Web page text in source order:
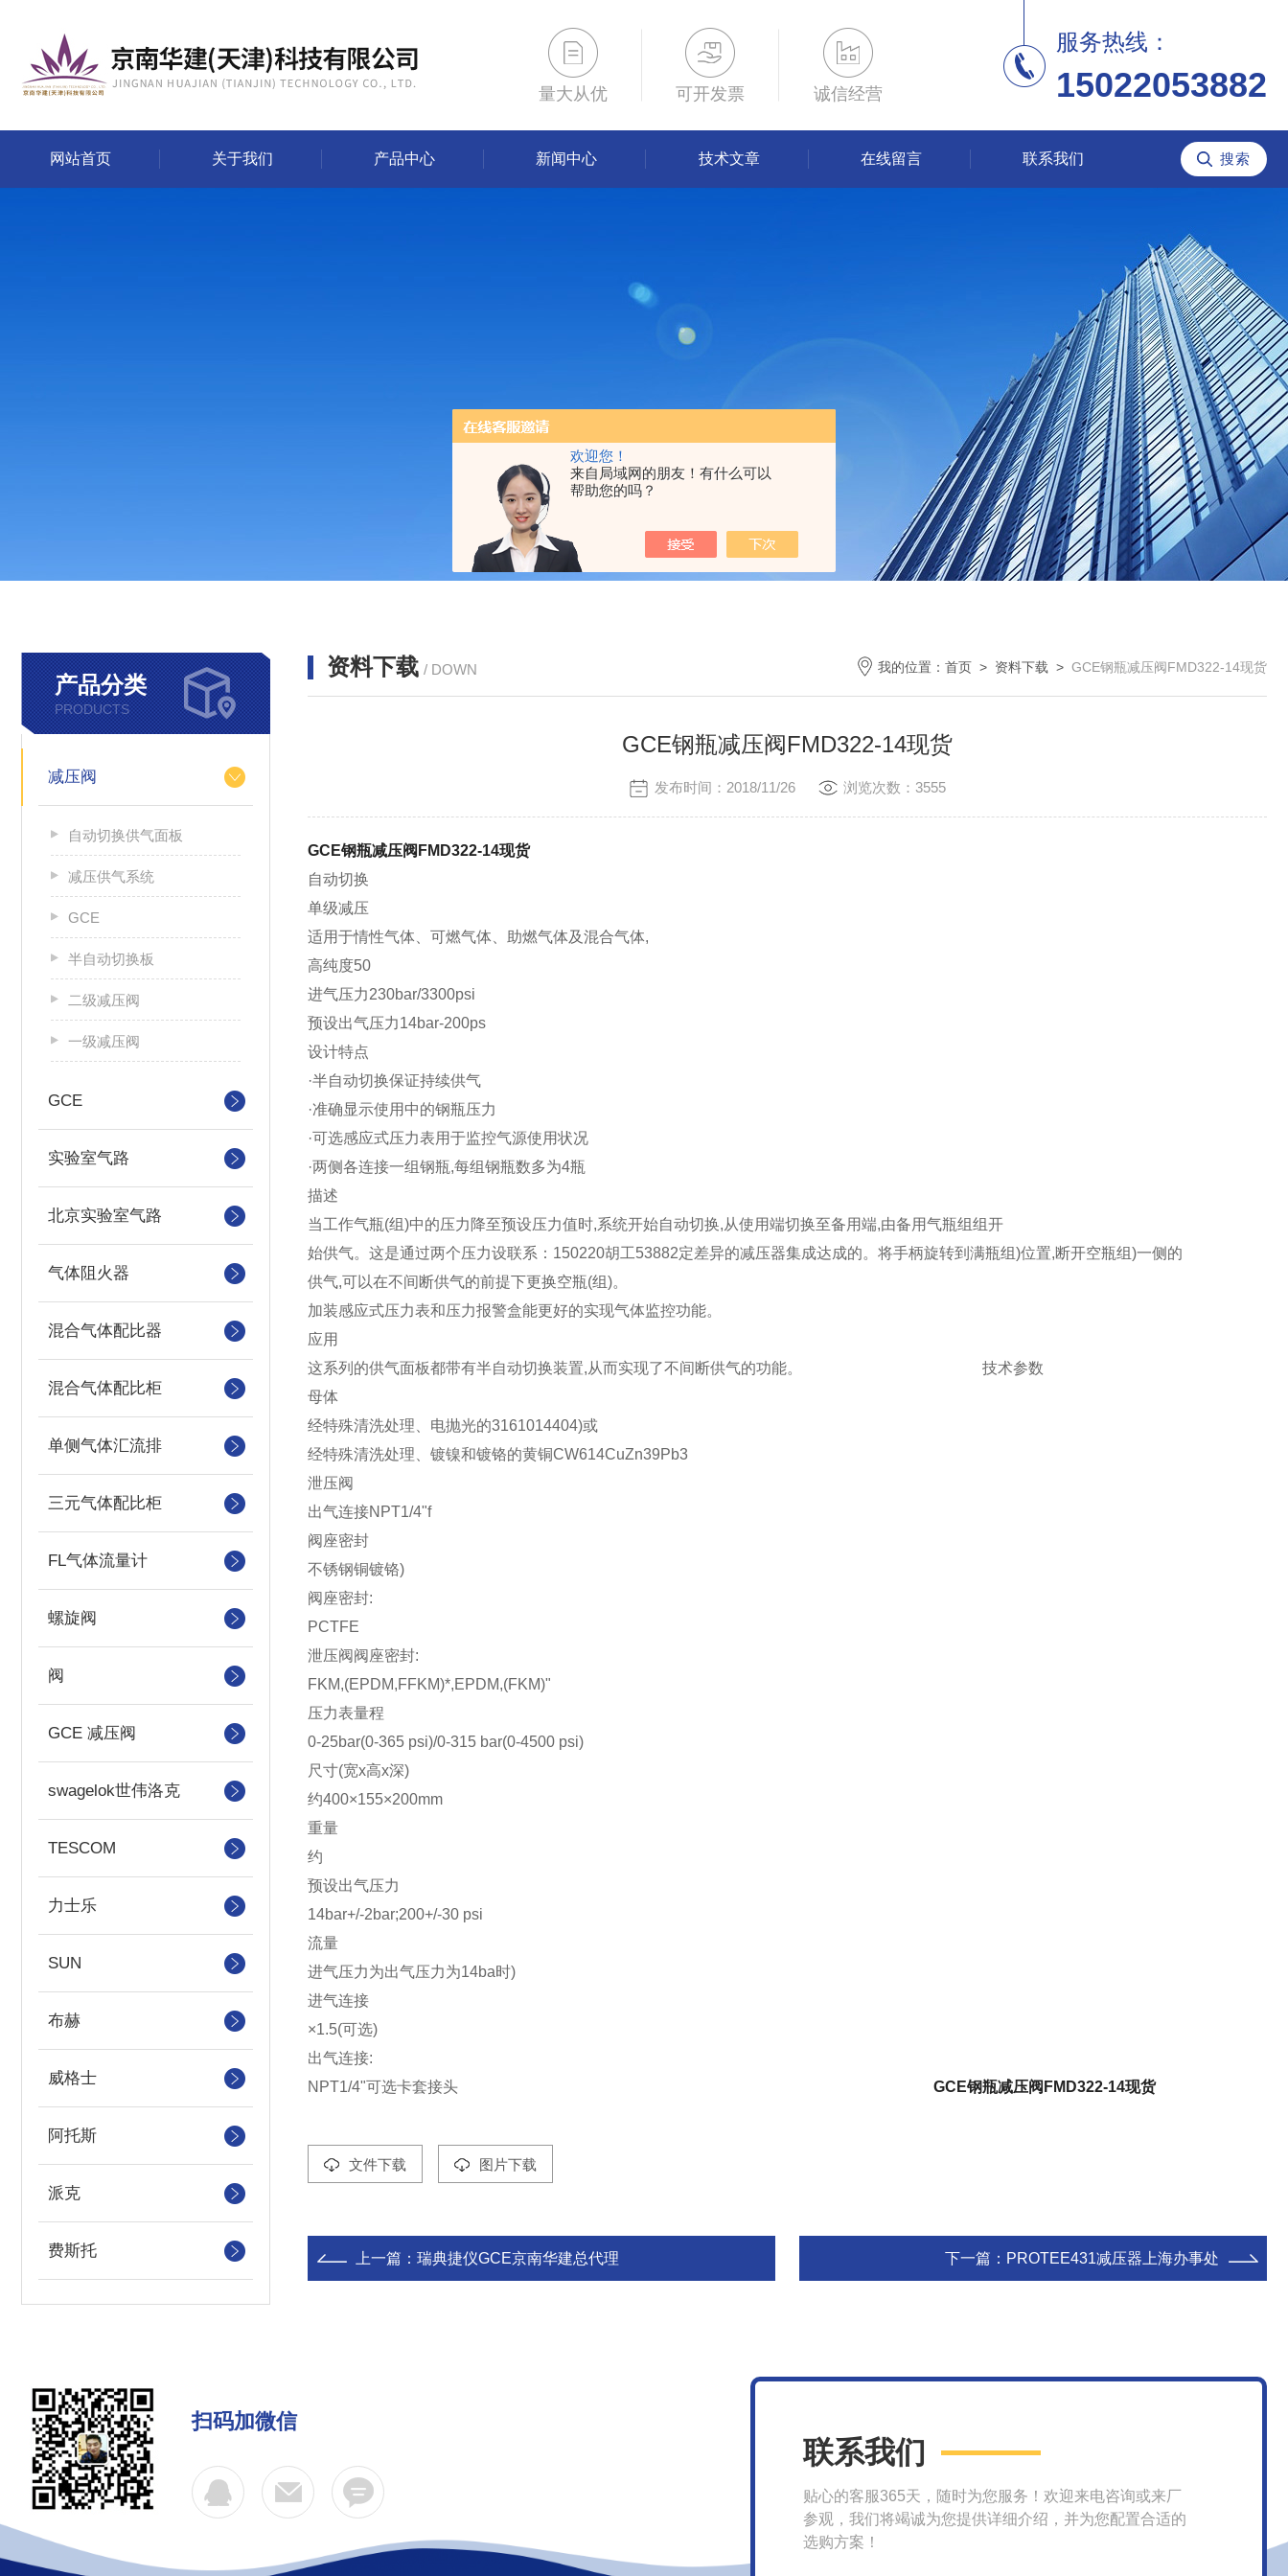
欢迎您！
来自局域网的朋友！有什么可以
帮助您的吗？
量大从优 可开发票 诚信经营
服务热线：
15022053882
网站首页 关于我们 产品中心 新闻中心 技术文章 在线留言 联系我们
产品分类
PRODUCTS
减压阀
自动切换供气面板
减压供气系统
GCE
半自动切换板
二级减压阀
一级减压阀
GCE
实验室气路
北京实验室气路
气体阻火器
混合气体配比器
混合气体配比柜
单侧气体汇流排
三元气体配比柜
FL气体流量计
螺旋阀
阀
GCE 减压阀
swagelok世伟洛克
TESCOM
力士乐
SUN
布赫
威格士
阿托斯
派克
费斯托
资料下载 / DOWN 我的位置： 首页 > 资料下载 > GCE钢瓶减压阀FMD322-14现货
GCE钢瓶减压阀FMD322-14现货
发布时间：2018/11/26 浏览次数：3555
GCE钢瓶减压阀FMD322-14现货
自动切换
单级减压
适用于情性气体、可燃气体、助燃气体及混合气体,
高纯度50
进气压力230bar/3300psi
预设出气压力14bar-200ps
设计特点
·半自动切换保证持续供气
·准确显示使用中的钢瓶压力
·可选感应式压力表用于监控气源使用状况
·两侧各连接一组钢瓶,每组钢瓶数多为4瓶
描述
当工作气瓶(组)中的压力降至预设压力值时,系统开始自动切换,从使用端切换至备用端,由备用气瓶组组开
始供气。这是通过两个压力设联系：150220胡工53882定差异的减压器集成达成的。将手柄旋转到满瓶组)位置,断开空瓶组)一侧的
供气,可以在不间断供气的前提下更换空瓶(组)。
加装感应式压力表和压力报警盒能更好的实现气体监控功能。
应用
这系列的供气面板都带有半自动切换装置,从而实现了不间断供气的功能。 技术参数
母体
经特殊清洗处理、电抛光的3161014404)或
经特殊清洗处理、镀镍和镀铬的黄铜CW614CuZn39Pb3
泄压阀
出气连接NPT1/4"f
阀座密封
不锈钢铜镀铬)
阀座密封:
PCTFE
泄压阀阀座密封:
FKM,(EPDM,FFKM)*,EPDM,(FKM)"
压力表量程
0-25bar(0-365 psi)/0-315 bar(0-4500 psi)
尺寸(宽x高x深)
约400×155×200mm
重量
约
预设出气压力
14bar+/-2bar;200+/-30 psi
流量
进气压力为出气压力为14ba时)
进气连接
×1.5(可选)
出气连接:
NPT1/4"可选卡套接头 GCE钢瓶减压阀FMD322-14现货
文件下载 图片下载
上一篇： 瑞典捷仪GCE京南华建总代理 下一篇： PROTEE431减压器上海办事处
扫码加微信
联系我们
贴心的客服365天，随时为您服务！欢迎来电咨询或来厂
参观，我们将竭诚为您提供详细介绍，并为您配置合适的
选购方案！